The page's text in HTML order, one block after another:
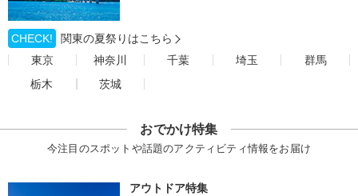
CHECK!
関東の夏祭りはこちら
東京
神奈川 千葉 埼玉
群馬
栃木
茨城
おでかけ特集
今注目のスポットや話題のアクティビティ情報をお届け
アウトドア特集